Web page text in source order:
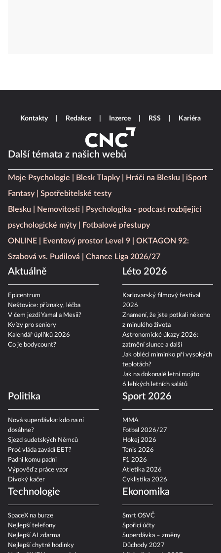
Další témata z našich webů
Moje Psychologie Blesk Tlapky Hráči na Blesku
iSport
Fantasy
Spotřebitelské testy
Blesku
Nemovitosti
Psychologika - podcast rozbíjející
psychologické mýty
Fotbalové přestupy
ONLINE
Eventový prostor Level 9
OKTAGON 92:
Szabová vs. Pudilová
Chance Liga 2026/27
Aktuálně
Epicentrum
Neštovice: příznaky, léčba
V čem jezdí Yamal a Mesii?
Kvízy pro seniory
Kalendář úplňků 2026
Co je bodycount?
Léto 2026
Karlovarský filmový festival
2026
Znamení, že jste potkali někoho
z minulého života
Astronomické úkazy 2026:
zatmění slunce a další
Jak obléci miminko při vysokých
teplotách?
Jak na dokonalé letní mojito
6 lehkých letních salátů
Politika
Nová superdávka: kdo na ní
dosáhne?
Sjezd sudetských Němců
Proč vláda zavádí EET?
Padni komu padni
Výpověď z práce vzor
Divoký kačer
Sport 2026
MMA
Fotbal 2026/27
Hokej 2026
Tenis 2026
F1 2026
Atletika 2026
Cyklistika 2026
Technologie
SpaceX na burze
Nejlepší telefony
Nejlepší AI zdarma
Nejlepší chytré hodinky
Ekonomika
Smrt OSVČ
Spořicí účty
Superdávka – změny
Důchody 2027
Kontakty Redakce Inzerce RSS Kariéra